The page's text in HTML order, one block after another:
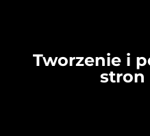
Tworzenie i
stron